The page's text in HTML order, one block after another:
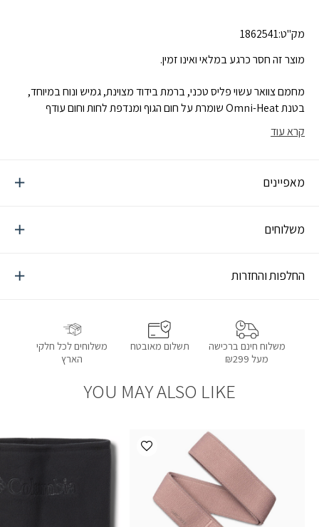
מק"ט:1862541
מוצר זה חסר כרגע במלאי ואינו זמין.
מחמם צוואר עשוי פליס טכני, ברמת בידוד מצוינת, גמיש ונוח במיוחד,
בטנת Omni-Heat שומרת על חום הגוף ומנדפת לחות וחום עודף
קרא עוד
מאפיינים
משלוחים
החלפות והחזרות
משלוח חינם ברכישה
מעל ₪299
תשלום מאובטח
משלוחים לכל חלקי
הארץ
YOU MAY ALSO LIKE
הוספה למועדפים